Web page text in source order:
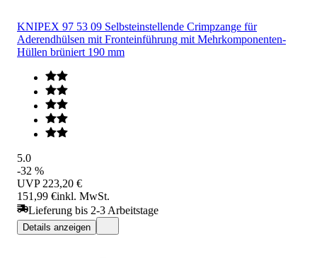
KNIPEX 97 53 09 Selbsteinstellende Crimpzange für
Aderendhülsen mit Fronteinführung mit Mehrkomponenten-
Hüllen brüniert 190 mm
5.0
-32 %
UVP 223,20 €
151,99 €inkl. MwSt.
Lieferung bis 2-3 Arbeitstage
Details anzeigen